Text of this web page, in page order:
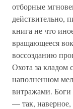
отборные
действительно,
книга не что
вращающееся
воссозданию
Охота за кладом
наполненном
витражами. Боги
— так, наверное,